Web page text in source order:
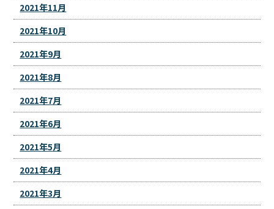
2021年11月
2021年10月
2021年9月
2021年8月
2021年7月
2021年6月
2021年5月
2021年4月
2021年3月